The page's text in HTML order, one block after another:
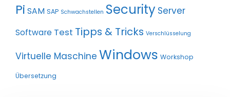
Pi SAM SAP Schwachstellen Security Server
Software Test Tipps & Tricks Verschlüsselung
Virtuelle Maschine Windows Workshop
Übersetzung